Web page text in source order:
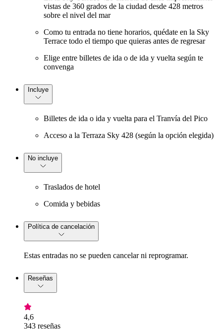
vistas de 360 grados de la ciudad desde 428 metros
sobre el nivel del mar
Como tu entrada no tiene horarios, quédate en la Sky
Terrace todo el tiempo que quieras antes de regresar
Elige entre billetes de ida o de ida y vuelta según te
convenga
Incluye
Billetes de ida o ida y vuelta para el Tranvía del Pico
Acceso a la Terraza Sky 428 (según la opción elegida)
No incluye
Traslados de hotel
Comida y bebidas
Política de cancelación
Estas entradas no se pueden cancelar ni reprogramar.
Reseñas
4,6
343 reseñas